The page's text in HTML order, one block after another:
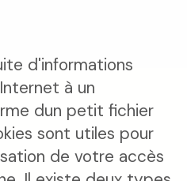
d'informations
à un
dun petit fichier
sont utiles pour
de votre accès